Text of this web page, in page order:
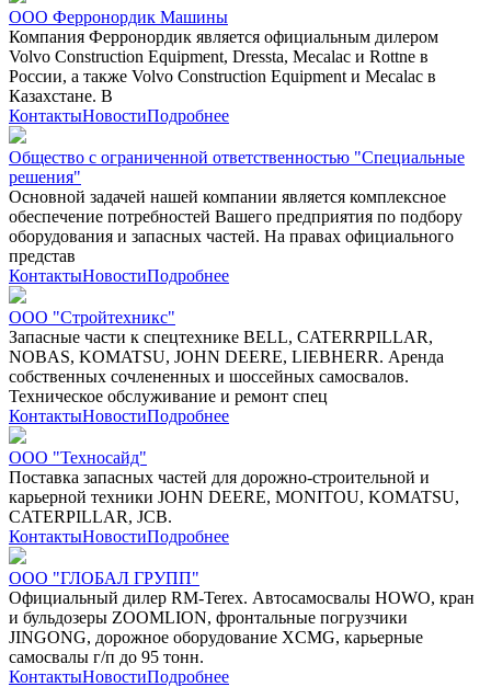
ООО Ферронордик Машины
Компания Ферронордик является официальным дилером
Volvo Construction Equipment, Dressta, Mecalac и Rottne в
России, а также Volvo Construction Equipment и Mecalac в
Казахстане. В
КонтактыНовостиПодробнее
Общество с ограниченной ответственностью "Специальные
решения"
Основной задачей нашей компании является комплексное
обеспечение потребностей Вашего предприятия по подбору
оборудования и запасных частей. На правах официального
представ
КонтактыНовостиПодробнее
ООО "Стройтехникс"
Запасные части к спецтехнике BELL, CATERRPILLAR,
NOBAS, KOMATSU, JOHN DEERE, LIEBHERR. Аренда
собственных сочлененных и шоссейных самосвалов.
Техническое обслуживание и ремонт спец
КонтактыНовостиПодробнее
ООО "Техносайд"
Поставка запасных частей для дорожно-строительной и
карьерной техники JOHN DEERE, MONITOU, KOMATSU,
CATERPILLAR, JCB.
КонтактыНовостиПодробнее
ООО "ГЛОБАЛ ГРУПП"
Официальный дилер RM-Terex. Автосамосвалы HOWO, кран
и бульдозеры ZOOMLION, фронтальные погрузчики
JINGONG, дорожное оборудование XCMG, карьерные
самосвалы г/п до 95 тонн.
КонтактыНовостиПодробнее